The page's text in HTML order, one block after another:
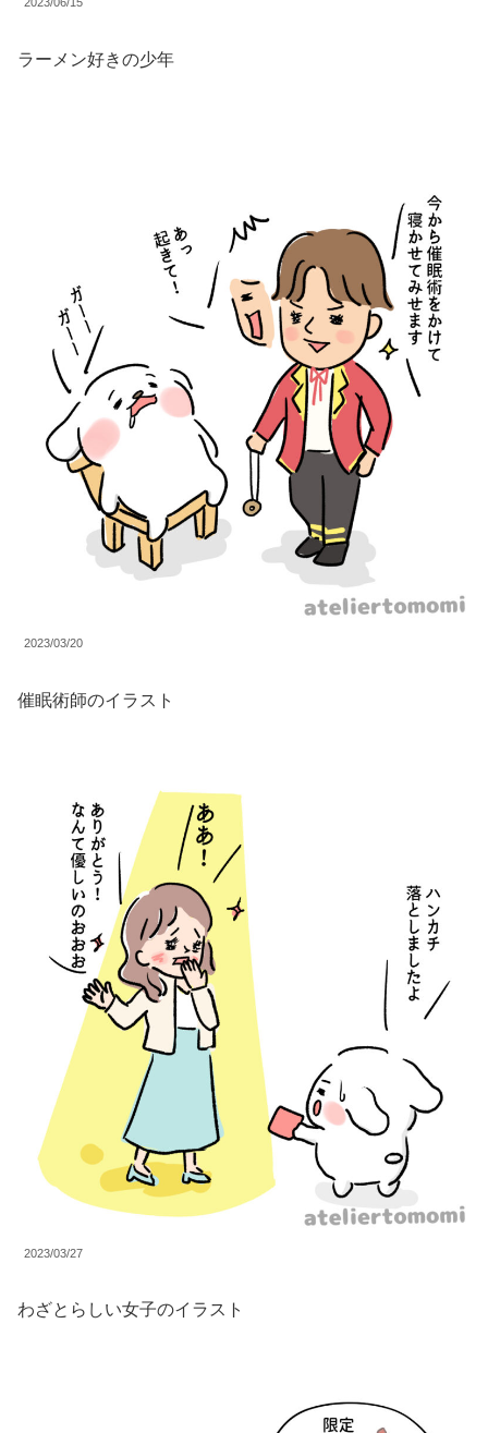
ラーメン好きの少年
2023/03/20
催眠術師のイラスト
2023/03/27
わざとらしい女子のイラスト